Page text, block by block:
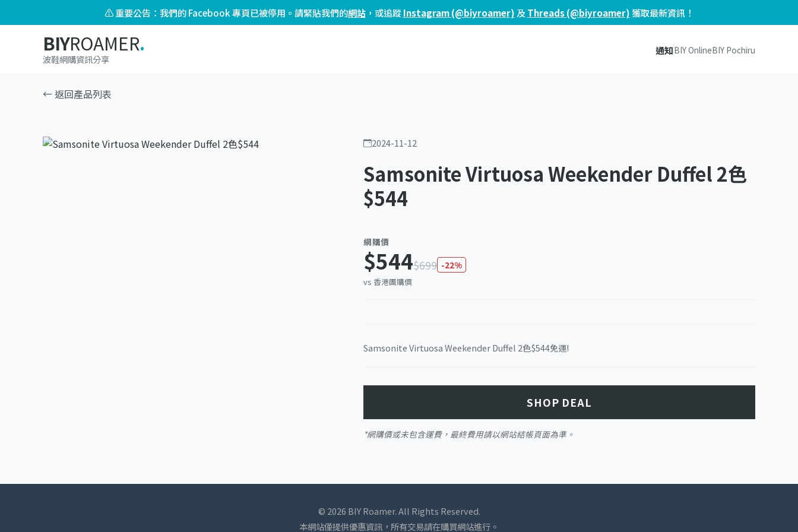
⚠️ 重要公告：我們的 Facebook 專頁已被停用。請緊貼我們的網站，或追蹤Instagram (@biyroamer) 及 Threads (@biyroamer)獲取最新資訊！
BIYROAMER.
波鞋網購資訊分享
通知BIY OnlineBIY Pochiru
← 返回產品列表
2024-11-12
Samsonite Virtuosa Weekender Duffel 2色
$544
網購價
$544$699 -22%
vs 香港團購價
Samsonite Virtuosa Weekender Duffel 2色$544免運!
SHOP DEAL
*網購價或未包含運費，最終費用請以網站結帳頁面為準。
© 2026 BIY Roamer. All Rights Reserved.
本網站僅提供優惠資訊，所有交易請在購買網站進行。